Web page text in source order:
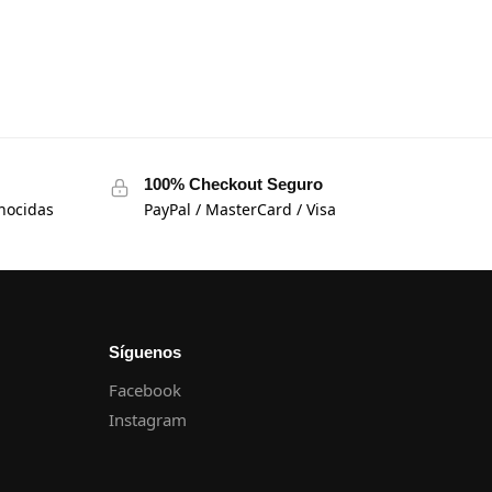
100% Checkout Seguro
PayPal / MasterCard / Visa
Síguenos
Facebook
Instagram